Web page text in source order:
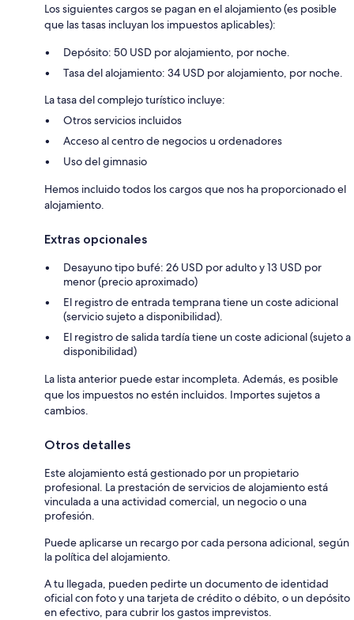
Los siguientes cargos se pagan en el alojamiento (es posible
que las tasas incluyan los impuestos aplicables):
Depósito: 50 USD por alojamiento, por noche.
Tasa del alojamiento: 34 USD por alojamiento, por noche.
La tasa del complejo turístico incluye:
Otros servicios incluidos
Acceso al centro de negocios u ordenadores
Uso del gimnasio
Hemos incluido todos los cargos que nos ha proporcionado el
alojamiento.
Extras opcionales
Desayuno tipo bufé: 26 USD por adulto y 13 USD por
menor (precio aproximado)
El registro de entrada temprana tiene un coste adicional
(servicio sujeto a disponibilidad).
El registro de salida tardía tiene un coste adicional (sujeto a
disponibilidad)
La lista anterior puede estar incompleta. Además, es posible
que los impuestos no estén incluidos. Importes sujetos a
cambios.
Otros detalles
Este alojamiento está gestionado por un propietario
profesional. La prestación de servicios de alojamiento está
vinculada a una actividad comercial, un negocio o una
profesión.
Puede aplicarse un recargo por cada persona adicional, según
la política del alojamiento.
A tu llegada, pueden pedirte un documento de identidad
oficial con foto y una tarjeta de crédito o débito, o un depósito
en efectivo, para cubrir los gastos imprevistos.